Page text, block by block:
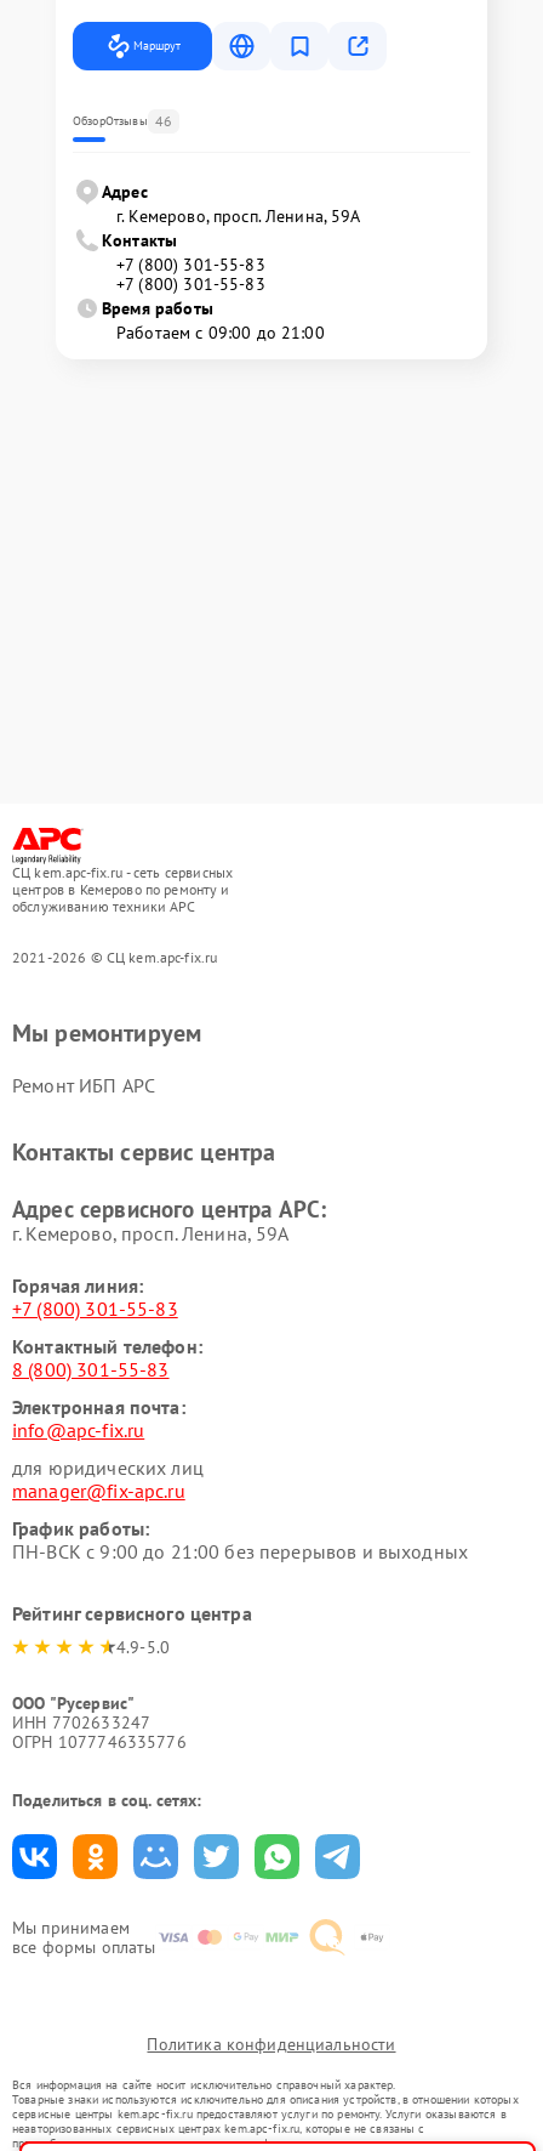
Маршрут
ОбзорОтзывы 46
Адрес
г. Кемерово, просп. Ленина, 59А
Контакты
+7 (800) 301-55-83
+7 (800) 301-55-83
Время работы
Работаем с 09:00 до 21:00
СЦ kem.apc-fix.ru - сеть сервисных
центров в Кемерово по ремонту и
обслуживанию техники APC
2021-2026 © СЦ kem.apc-fix.ru
Мы принимаем
все формы оплаты
Мы ремонтируем
Ремонт ИБП APC
Контакты сервис центра
Адрес сервисного центра APC:
г. Кемерово, просп. Ленина, 59А
Горячая линия:
+7 (800) 301-55-83
Контактный телефон:
8 (800) 301-55-83
Электронная почта:
info@apc-fix.ru
для юридических лиц
manager@fix-apc.ru
График работы:
ПН-ВСК с 9:00 до 21:00 без перерывов и выходных
Рейтинг сервисного центра
4.9-5.0
ООО "Русервис"
ИНН 7702633247
ОГРН 1077746335776
Поделиться в соц. сетях:
Политика конфиденциальности
Вся информация на сайте носит исключительно справочный характер.
Товарные знаки используются исключительно для описания устройств, в отношении которых
сервисные центры kem.apc-fix.ru предоставляют услуги по ремонту. Услуги оказываются в
неавторизованных сервисных центрах kem.apc-fix.ru, которые не связаны с
правообладателями товарных знаков или их официальными представителями.